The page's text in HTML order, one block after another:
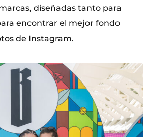
diseñadas tanto para
encontrar el mejor fondo
de Instagram.